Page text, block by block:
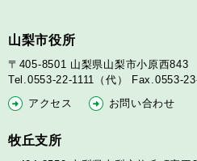
山梨市役所
〒405-8501 山梨県山梨市小原西843
Tel.0553-22-1111（代）
Fax.0553-
アクセス
お問い合わせ
牧丘支所